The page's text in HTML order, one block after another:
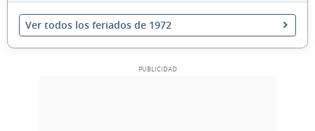
Ver todos los feriados de 1972